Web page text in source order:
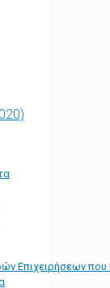
Επιχειρήσεων